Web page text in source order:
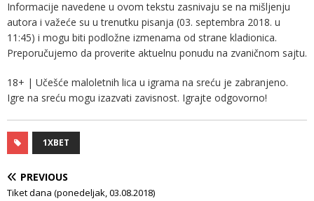
Informacije navedene u ovom tekstu zasnivaju se na mišljenju
autora i važeće su u trenutku pisanja (03. septembra 2018. u
11:45) i mogu biti podložne izmenama od strane kladionica.
Preporučujemo da proverite aktuelnu ponudu na zvaničnom sajtu.
18+ | Učešće maloletnih lica u igrama na sreću je zabranjeno.
Igre na sreću mogu izazvati zavisnost. Igrajte odgovorno!
1XBET
PREVIOUS
Tiket dana (ponedeljak, 03.08.2018)